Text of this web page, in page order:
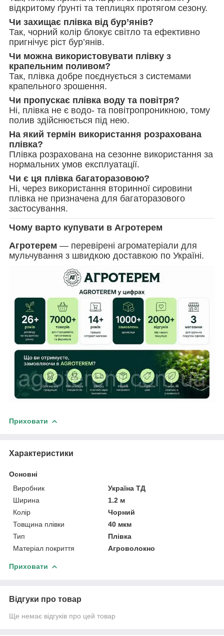
відкритому ґрунті та теплицях протягом сезону.
Чи захищає плівка від бур’янів?
Так, чорний колір блокує світло та ефективно
пригнічує ріст бур’янів.
Чи можна використовувати плівку з
крапельним поливом?
Так, плівка добре поєднується з системами
крапельного зрошення.
Чи пропускає плівка воду та повітря?
Ні, плівка не є водо- та повітропроникною, тому
полив здійснюється під нею.
На який термін використання розрахована
плівка?
Плівка розрахована на сезонне використання за
нормальних умов експлуатації.
Чи є ця плівка багаторазовою?
Ні, через використання вторинної сировини
плівка не призначена для багаторазового
застосування.
Чому варто купувати в Агротерем
Агротерем — перевірені агроматеріали для
мульчування з швидкою доставкою по Україні.
Приховати
Характеристики
Основні
Виробник
Україна ТД
Ширина
1.2 м
Колір
Чорний
Товщина плівки
40 мкм
Тип
Плівка
Матеріал покриття
Агроволокно
Приховати
Відгуки про товар
Ще немає відгуків про цей товар